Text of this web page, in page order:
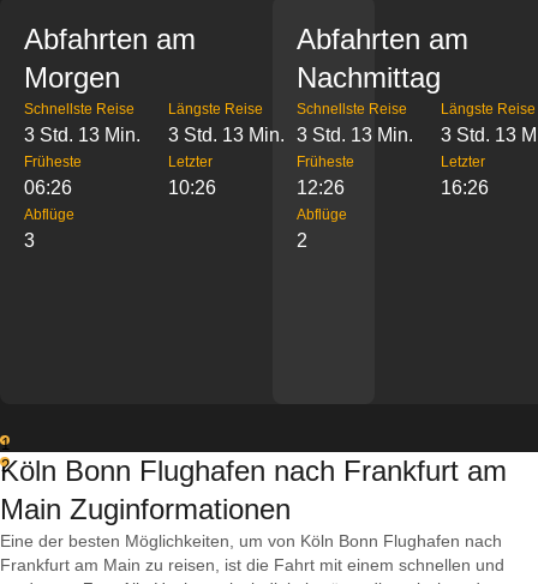
Abfahrten am
Morgen
Schnellste Reise
3 Std. 13 Min.
Längste Reise
3 Std. 13 Min.
Früheste
06:26
Letzter
10:26
Abflüge
3
Abfahrten am
Nachmittag
Schnellste Reise
3 Std. 13 Min.
Längste Reise
3 Std. 13
Früheste
12:26
Letzter
16:26
Abflüge
2
1
2
Köln Bonn Flughafen nach Frankfurt am
Main Zuginformationen
Eine der besten Möglichkeiten, um von Köln Bonn Flughafen nach
Frankfurt am Main zu reisen, ist die Fahrt mit einem schnellen und